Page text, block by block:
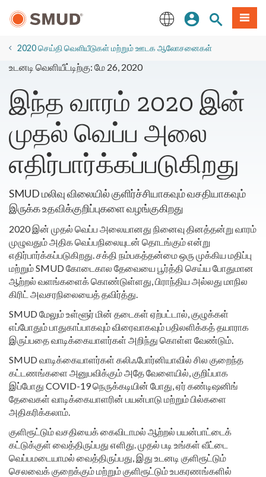
உள்ளடக்கத்திற்கு
உள்நுழையவும்
தளத் தேடல்
2020 செய்தி வெளியீடுகள் மற்றும் ஊடக ஆலோசனைகள்
உடனடி வெளியீட்டிற்கு: மே 26, 2020
இந்த வாரம் 2020 இன்
முதல் வெப்ப அலை
எதிர்பார்க்கப்படுகிறது
SMUD மலிவு விலையில் குளிர்ச்சியாகவும் வசதியாகவும்
இருக்க உதவிக்குறிப்புகளை வழங்குகிறது
2020 இன் முதல் வெப்ப அலையானது நினைவு தினத்தன்று வாரம்
முழுவதும் அதிக வெப்பநிலையுடன் தொடங்கும் என்று
எதிர்பார்க்கப்படுகிறது. சக்தி நம்பகத்தன்மை ஒரு முக்கிய மதிப்பு
மற்றும் SMUD கோடைகால தேவையை பூர்த்தி செய்ய போதுமான
ஆற்றல் வளங்களைக் கொண்டுள்ளது, பிராந்திய அல்லது மாநில
கிரிட் அவசரநிலையைத் தவிர்த்து.
SMUD மேலும் உள்ளூர் மின் தடைகள் ஏற்பட்டால், குழுக்கள்
எப்போதும் பாதுகாப்பாகவும் விரைவாகவும் பதிலளிக்கத் தயாராக
இருப்பதை வாடிக்கையாளர்கள் அறிந்து கொள்ள வேண்டும்.
SMUD வாடிக்கையாளர்கள் கலிஃபோர்னியாவில் சில குறைந்த
கட்டணங்களை அனுபவிக்கும் அதே வேளையில், குறிப்பாக
இப்போது COVID-19 நெருக்கடியின் போது, ஏர் கண்டிஷனிங்
தேவைகள் வாடிக்கையாளரின் பயன்பாடு மற்றும் பில்களை
அதிகரிக்கலாம்.
குளிரூட்டும் வசதியைக் கைவிடாமல் ஆற்றல் பயன்பாட்டைக்
கட்டுக்குள் வைத்திருப்பது எளிது. முதல் படி உங்கள் வீட்டை
வெப்பமடையாமல் வைத்திருப்பது, இது உடனடி குளிரூட்டும்
செலவைக் குறைக்கும் மற்றும் குளிரூட்டும் உபகரணங்களில்